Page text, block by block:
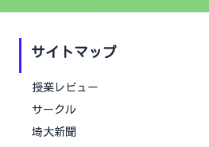
サイトマップ
授業レビュー
サークル
埼大新聞